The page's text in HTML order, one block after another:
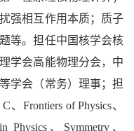
强相互作用本质；质子
等。担任中国核学会核
学会高能物理分会，中
学会（常务）理事；担
、Frontiers of Physics、
Physics、Symmetry、